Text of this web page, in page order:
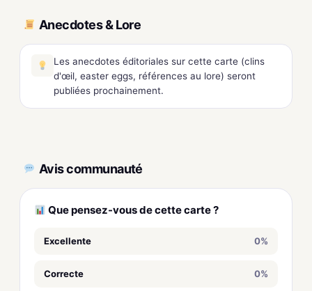
Anecdotes & Lore
Les anecdotes éditoriales sur cette carte (clins
d'œil, easter eggs, références au lore) seront
publiées prochainement.
Avis communauté
Que pensez-vous de cette carte ?
Excellente 0%
Correcte 0%